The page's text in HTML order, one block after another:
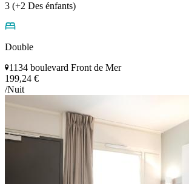
3 (+2 Des énfants)
Double
1134 boulevard Front de Mer
199,24 €
/Nuit